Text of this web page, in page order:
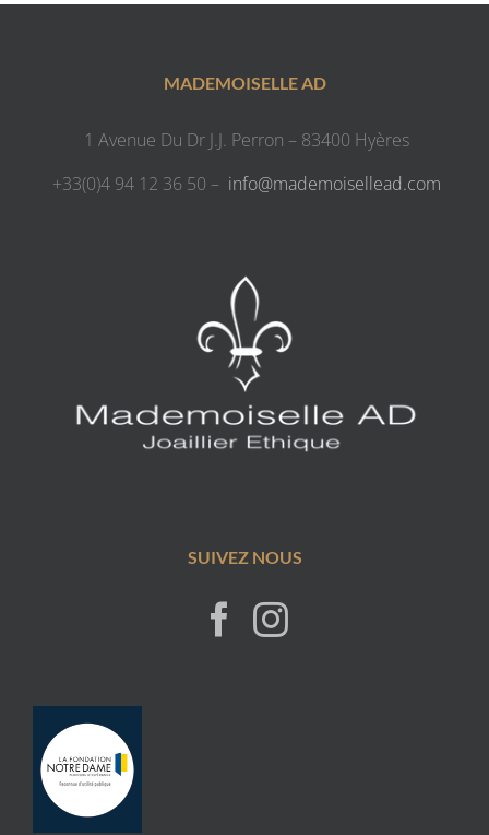
MADEMOISELLE AD
1 Avenue Du Dr J.J. Perron – 83400 Hyères
+33(0)4 94 12 36 50 – info@mademoisellead.com
SUIVEZ NOUS